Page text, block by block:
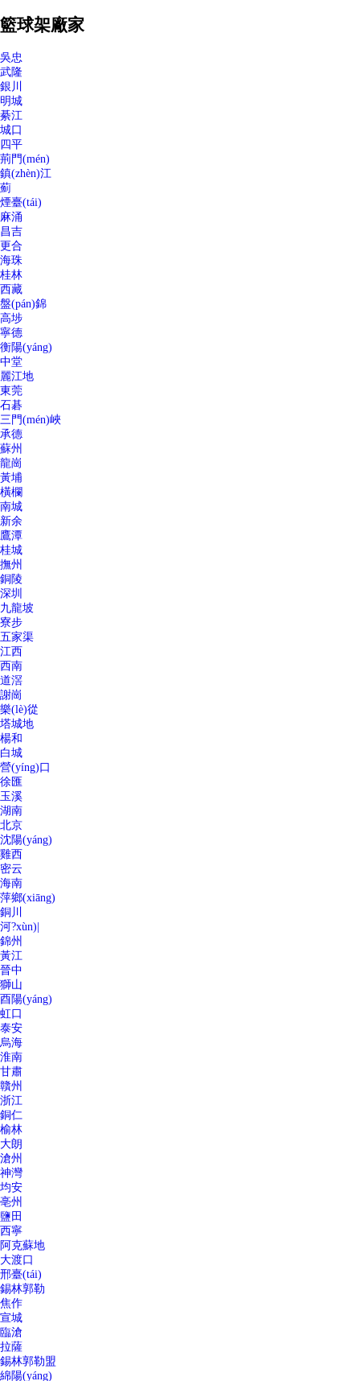
籃球架廠家
吳忠
武隆
銀川
明城
綦江
城口
四平
荊門(mén)
鎮(zhèn)江
薊
煙臺(tái)
麻涌
昌吉
更合
海珠
桂林
西藏
盤(pán)錦
高埗
寧德
衡陽(yáng)
中堂
麗江地
東莞
石碁
三門(mén)峽
承德
蘇州
龍崗
黃埔
橫欄
南城
新余
鷹潭
桂城
撫州
銅陵
深圳
九龍坡
寮步
五家渠
江西
西南
道滘
謝崗
樂(lè)從
塔城地
楊和
白城
營(yíng)口
徐匯
玉溪
湖南
北京
沈陽(yáng)
雞西
密云
海南
萍鄉(xiāng)
銅川
河?xùn)|
錦州
黃江
晉中
獅山
酉陽(yáng)
虹口
泰安
烏海
淮南
甘肅
贛州
浙江
銅仁
榆林
大朗
滄州
神灣
均安
亳州
鹽田
西寧
阿克蘇地
大渡口
邢臺(tái)
錫林郭勒
焦作
宣城
臨滄
拉薩
錫林郭勒盟
綿陽(yáng)